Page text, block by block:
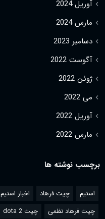
آوریل 2024
مارس 2024
دسامبر 2023
آگوست 2022
ژوئن 2022
می 2022
آوریل 2022
مارس 2022
برچسب نوشته ها
استیم چیت فرهاد اخبار استیم
چیت فرهاد نظمی
چیت dota 2